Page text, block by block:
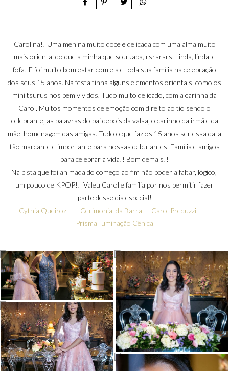
Carolina!! Uma menina muito doce e delicada com uma alma muito
mais oriental do que a minha que sou Japa, rsrsrsrs. Linda, linda e
fofa! E foi muito bom estar com ela e toda sua família na celebração
dos seus 15 anos. Na festa tinha alguns elementos orientais, como os
mini tsurus nos bem vividos. Tudo muito delicado, com a carinha da
Carol. Muitos momentos de emoção com direito ao tio sendo o
celebrante, as palavras do pai depois da valsa, o carinho da irmã e da
mãe, homenagem das amigas. Tudo o que faz os 15 anos ser essa data
tão marcante e importante para nossas debutantes. Família e amigos
para celebrar a vida!! Bom demais!!
Na pista que foi animada do começo ao fim não poderia faltar, lógico,
um pouco de KPOP!! Valeu Carol e família por nos permitir fazer
parte desse dia especial!
Cythia Queiroz
Cerimonial da Barra
Carol Preduzzi
Prisma Iuminação Cênica